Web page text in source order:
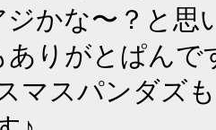
ジかな〜？と思
りがとぱんで
マスパンダズ